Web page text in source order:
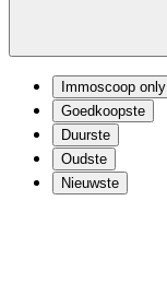
Immoscoop only
Goedkoopste
Duurste
Oudste
Nieuwste